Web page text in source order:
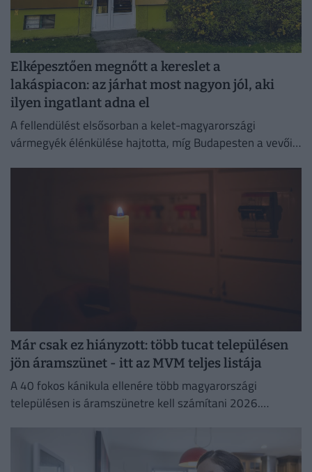
Elképesztően megnőtt a kereslet a
lakáspiacon: az járhat most nagyon jól, aki
ilyen ingatlant adna el
A fellendülést elsősorban a kelet-magyarországi
vármegyék élénkülése hajtotta, míg Budapesten a vevői
Már csak ez hiányzott: több tucat településen
jön áramszünet - itt az MVM teljes listája
A 40 fokos kánikula ellenére több magyarországi
településen is áramszünetre kell számítani 2026.